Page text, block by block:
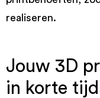
realiseren.
Jouw 3D
in korte